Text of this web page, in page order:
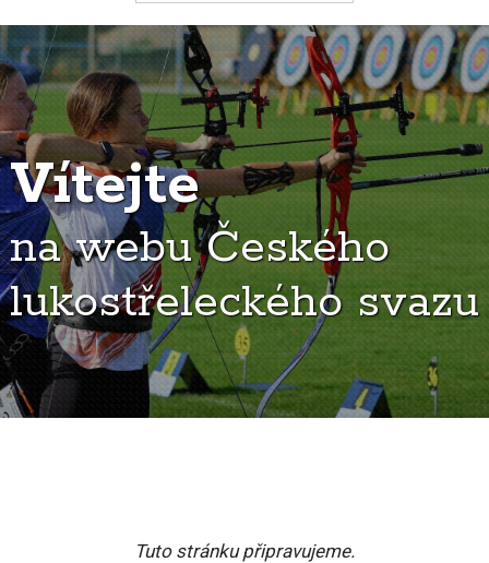
Vítejte
na webu Českého
lukostřeleckého svazu
Tuto stránku připravujeme.